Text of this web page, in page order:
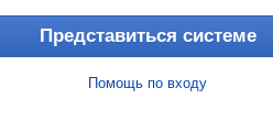
Помощь по входу